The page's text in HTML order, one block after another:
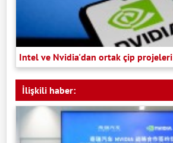
Intel ve Nvidia'dan ortak çip projeleri
İlişkili haber: